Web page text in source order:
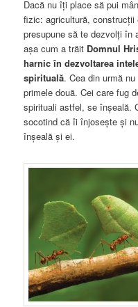
Dacă nu îți place să pui
fizic: agricultură,
presupune să te dezvolți în
așa cum a trăit Domnul
harnic în dezvoltarea
spirituală. Cea din urmă
primele două. Cei care fug
spirituali astfel, se înșeală.
socotind că îi înjosește și
înșeală și ei.